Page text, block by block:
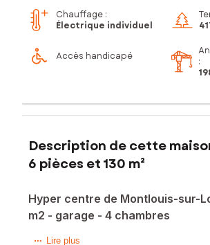
Chauffage :
Électrique individuel
Accès handicapé
:
Description de cette
6 pièces et 130 m²
Hyper centre de Montlouis-sur-
m2 - garage - 4 chambres
Découvrez cette maison de 130 m²
Lire plus